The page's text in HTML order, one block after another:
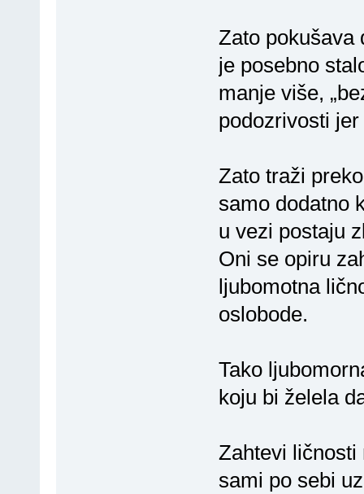
Zato pokušava
je posebno
manje više,
podozrivosti
Zato traži
samo dodatno
u vezi postaju
Oni se opiru
ljubomotna
oslobode.
Tako
koju bi želela
Zahtevi ličnosti
sami po sebi